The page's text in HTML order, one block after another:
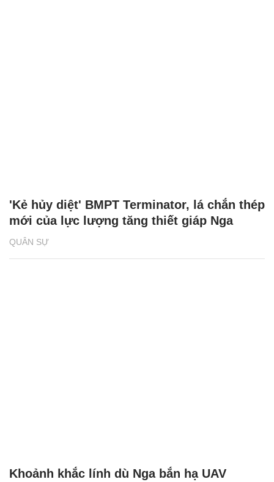
QUÂN SỰ
'Kẻ hủy diệt' BMPT Terminator, lá chắn thép
mới của lực lượng tăng thiết giáp Nga
Khoảnh khắc lính dù Nga bắn hạ UAV